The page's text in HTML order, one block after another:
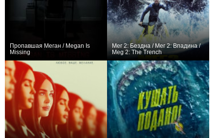
Пропавшая Меган / Megan Is
Missing
Мег 2: Бездна / Мег 2: Впадина /
Meg 2: The Trench